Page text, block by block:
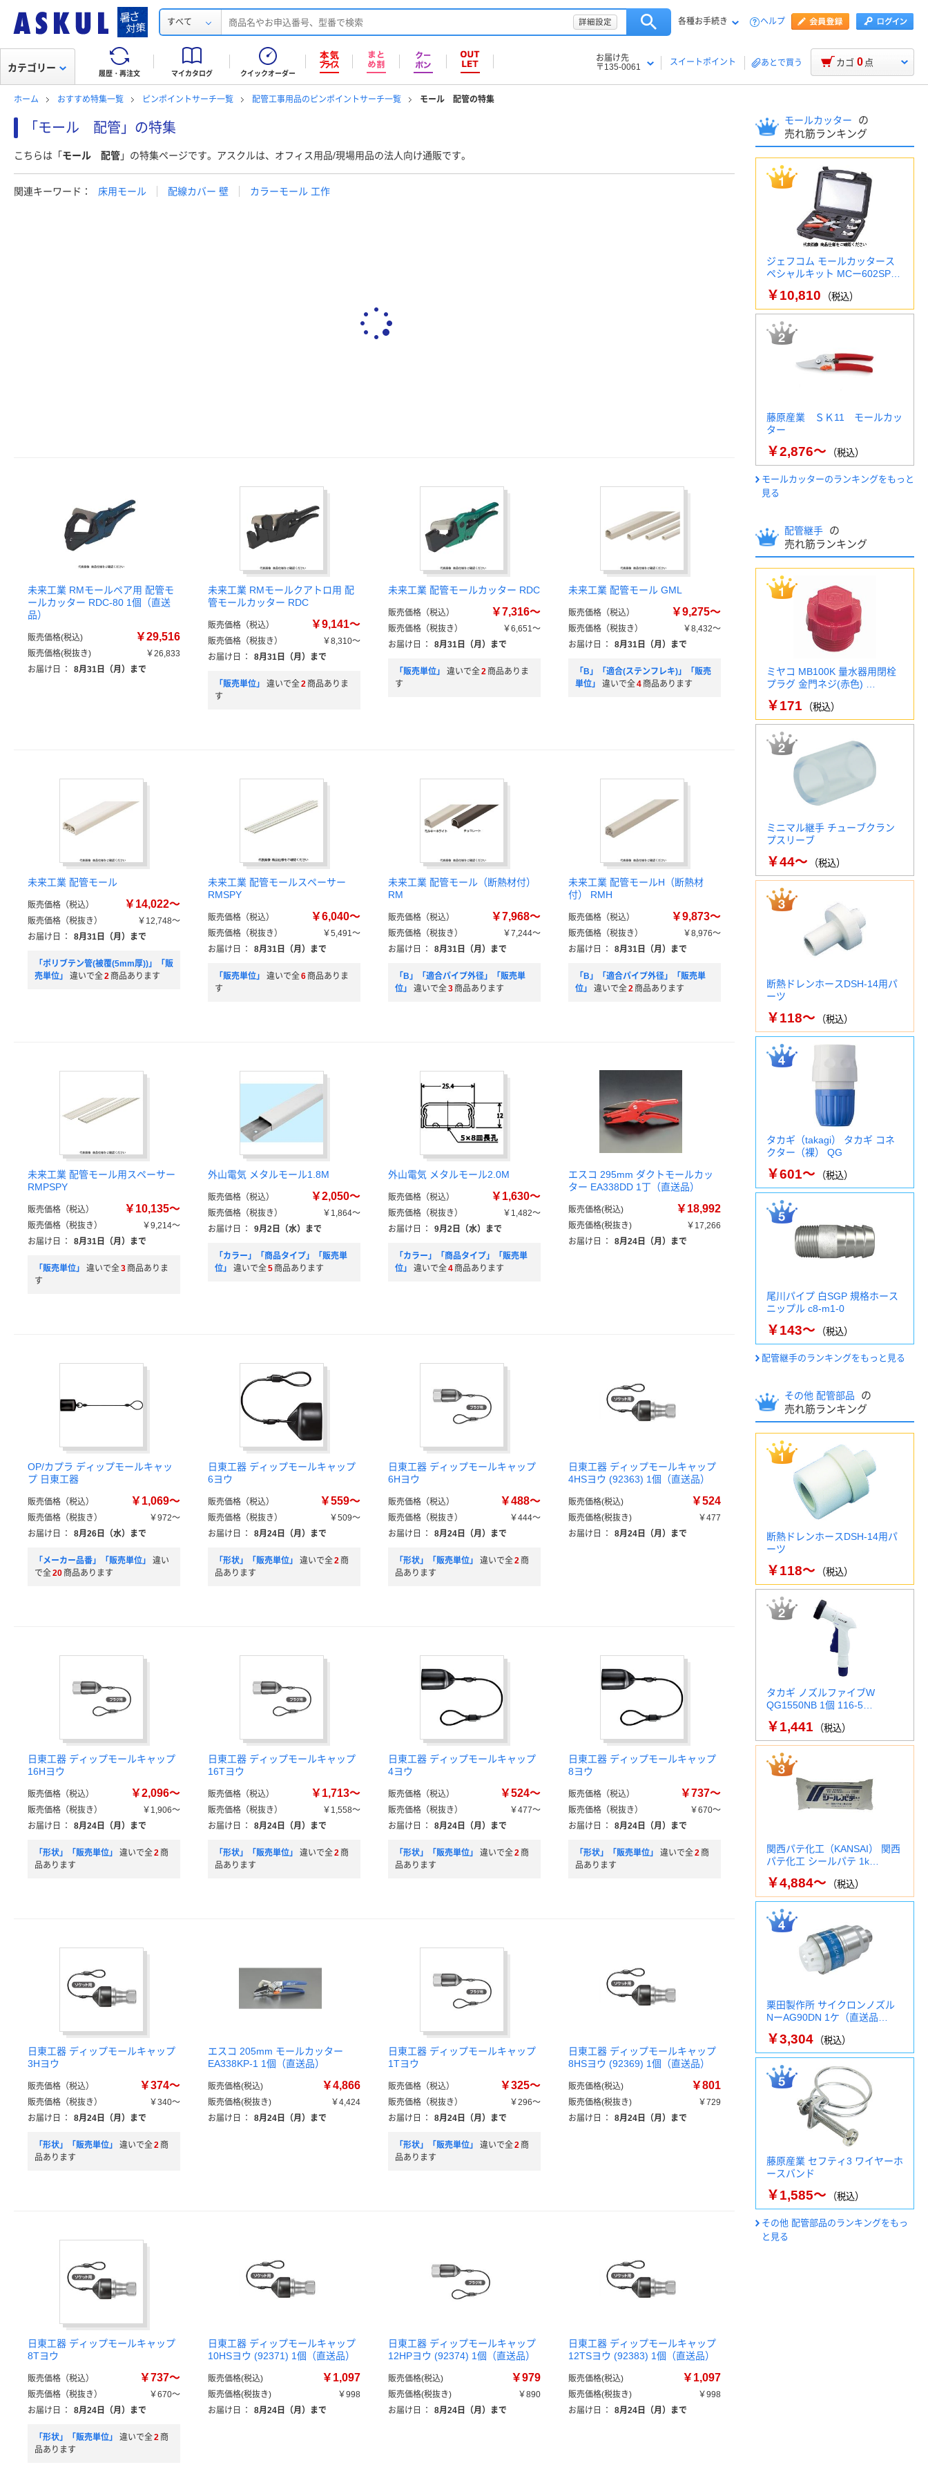
すべて 詳細設定 各種お手続き ヘルプ
履歴・再注文 マイカタログ クイックオーダー
お届け先
〒135-0061
スイートポイント あとで買う
カテゴリー カゴ 0 点
ホーム おすすめ特集一覧 ピンポイントサーチ一覧 配管工事用品のピンポイントサーチ一覧 モール 配管の特集
「モール 配管」の特集
こちらは「 モール 配管」の特集ページです。アスクルは、オフィス用品/現場用品の法人向け通販です。
関連キーワード： 床用モール 配線カバー 壁 カラーモール 工作
未来工業 RMモールペア用 配管モ
ールカッター RDC-80 1個（直送
品）
販売価格(税込) ￥29,516
販売価格(税抜き)
￥26,833
お届け日
： 8月31日（月）まで
未来工業 RMモールクアトロ用 配
管モールカッター RDC
販売価格（税込） ￥9,141～
販売価格（税抜き）
￥8,310～
お届け日
： 8月31日（月）まで
「販売単位」 違いで全2 商品ありま
す
未来工業 配管モールカッター RDC
販売価格（税込） ￥7,316～
販売価格（税抜き）
￥6,651～
お届け日
： 8月31日（月）まで
「販売単位」 違いで全2 商品ありま
す
未来工業 配管モール GML
販売価格（税込） ￥9,275～
販売価格（税抜き）
￥8,432～
お届け日
： 8月31日（月）まで
「B」「適合(ステンフレキ)」「販売
単位」
違いで全4 商品あります
未来工業 配管モール
販売価格（税込） ￥14,022～
販売価格（税抜き）
￥12,748～
お届け日
： 8月31日（月）まで
「ポリブテン管(被覆(5mm厚))」「販
売単位」
違いで全2 商品あります
未来工業 配管モールスペーサー
RMSPY
販売価格（税込） ￥6,040～
販売価格（税抜き）
￥5,491～
お届け日
： 8月31日（月）まで
「販売単位」 違いで全6 商品ありま
す
未来工業 配管モール（断熱材付）
RM
販売価格（税込） ￥7,968～
販売価格（税抜き）
￥7,244～
お届け日
： 8月31日（月）まで
「B」「適合パイプ外径」「販売単
位」
違いで全3 商品あります
未来工業 配管モールH（断熱材
付） RMH
販売価格（税込） ￥9,873～
販売価格（税抜き）
￥8,976～
お届け日
： 8月31日（月）まで
「B」「適合パイプ外径」「販売単
位」
違いで全2 商品あります
未来工業 配管モール用スペーサー
RMPSPY
販売価格（税込） ￥10,135～
販売価格（税抜き）
￥9,214～
お届け日
： 8月31日（月）まで
「販売単位」 違いで全3 商品ありま
す
外山電気 メタルモール1.8M
販売価格（税込） ￥2,050～
販売価格（税抜き）
￥1,864～
お届け日
： 9月2日（水）まで
「カラー」「商品タイプ」「販売単
位」
違いで全5 商品あります
外山電気 メタルモール2.0M
販売価格（税込） ￥1,630～
販売価格（税抜き）
￥1,482～
お届け日
： 9月2日（水）まで
「カラー」「商品タイプ」「販売単
位」
違いで全4 商品あります
エスコ 295mm ダクトモールカッ
ター EA338DD 1丁（直送品）
販売価格(税込) ￥18,992
販売価格(税抜き)
￥17,266
お届け日
： 8月24日（月）まで
OP/カプラ ディップモールキャッ
プ 日東工器
販売価格（税込） ￥1,069～
販売価格（税抜き）
￥972～
お届け日
： 8月26日（水）まで
「メーカー品番」「販売単位」
違い
で全20 商品あります
日東工器 ディップモールキャップ
6ヨウ
販売価格（税込） ￥559～
販売価格（税抜き）
￥509～
お届け日
： 8月24日（月）まで
「形状」「販売単位」 違いで全2 商
品あります
日東工器 ディップモールキャップ
6Hヨウ
販売価格（税込） ￥488～
販売価格（税抜き）
￥444～
お届け日
： 8月24日（月）まで
「形状」「販売単位」 違いで全2 商
品あります
日東工器 ディップモールキャップ
4HSヨウ (92363) 1個（直送品）
販売価格(税込) ￥524
販売価格(税抜き)
￥477
お届け日
： 8月24日（月）まで
日東工器 ディップモールキャップ
16Hヨウ
販売価格（税込） ￥2,096～
販売価格（税抜き）
￥1,906～
お届け日
： 8月24日（月）まで
「形状」「販売単位」 違いで全2 商
品あります
日東工器 ディップモールキャップ
16Tヨウ
販売価格（税込） ￥1,713～
販売価格（税抜き）
￥1,558～
お届け日
： 8月24日（月）まで
「形状」「販売単位」 違いで全2 商
品あります
日東工器 ディップモールキャップ
4ヨウ
販売価格（税込） ￥524～
販売価格（税抜き）
￥477～
お届け日
： 8月24日（月）まで
「形状」「販売単位」 違いで全2 商
品あります
日東工器 ディップモールキャップ
8ヨウ
販売価格（税込） ￥737～
販売価格（税抜き）
￥670～
お届け日
： 8月24日（月）まで
「形状」「販売単位」 違いで全2 商
品あります
日東工器 ディップモールキャップ
3Hヨウ
販売価格（税込） ￥374～
販売価格（税抜き）
￥340～
お届け日
： 8月24日（月）まで
「形状」「販売単位」 違いで全2 商
品あります
エスコ 205mm モールカッター
EA338KP-1 1個（直送品）
販売価格(税込) ￥4,866
販売価格(税抜き)
￥4,424
お届け日
： 8月24日（月）まで
日東工器 ディップモールキャップ
1Tヨウ
販売価格（税込） ￥325～
販売価格（税抜き）
￥296～
お届け日
： 8月24日（月）まで
「形状」「販売単位」 違いで全2 商
品あります
日東工器 ディップモールキャップ
8HSヨウ (92369) 1個（直送品）
販売価格(税込) ￥801
販売価格(税抜き)
￥729
お届け日
： 8月24日（月）まで
日東工器 ディップモールキャップ
8Tヨウ
販売価格（税込） ￥737～
販売価格（税抜き）
￥670～
お届け日
： 8月24日（月）まで
「形状」「販売単位」 違いで全2 商
品あります
日東工器 ディップモールキャップ
10HSヨウ (92371) 1個（直送品）
販売価格(税込) ￥1,097
販売価格(税抜き)
￥998
お届け日
： 8月24日（月）まで
日東工器 ディップモールキャップ
12HPヨウ (92374) 1個（直送品）
販売価格(税込) ￥979
販売価格(税抜き)
￥890
お届け日
： 8月24日（月）まで
日東工器 ディップモールキャップ
12TSヨウ (92383) 1個（直送品）
販売価格(税込) ￥1,097
販売価格(税抜き)
￥998
お届け日
： 8月24日（月）まで
モールカッター
の
売れ筋ランキング
ジェフコム モールカッタース
ペシャルキット MCー602SP…
￥10,810 （税込）
藤原産業 ＳＫ11 モールカッ
ター
￥2,876～ （税込）
モールカッターのランキングをもっと
見る
配管継手
の
売れ筋ランキング
ミヤコ MB100K 量水器用閉栓
プラグ 金門ネジ(赤色) …
￥171 （税込）
ミニマル継手 チューブクラン
プスリーブ
￥44～ （税込）
断熱ドレンホースDSH-14用パ
ーツ
￥118～ （税込）
タカギ（takagi） タカギ コネ
クター（裸） QG
￥601～ （税込）
尾川パイプ 白SGP 規格ホース
ニップル c8-m1-0
￥143～ （税込）
配管継手のランキングをもっと見る
その他 配管部品
の
売れ筋ランキング
断熱ドレンホースDSH-14用パ
ーツ
￥118～ （税込）
タカギ ノズルファイブW
QG1550NB 1個 116-5…
￥1,441 （税込）
関西パテ化工（KANSAI） 関西
パテ化工 シールパテ 1k…
￥4,884～ （税込）
栗田製作所 サイクロンノズル
NーAG90DN 1ケ（直送品…
￥3,304 （税込）
藤原産業 セフティ3 ワイヤーホ
ースバンド
￥1,585～ （税込）
その他 配管部品のランキングをもっ
と見る